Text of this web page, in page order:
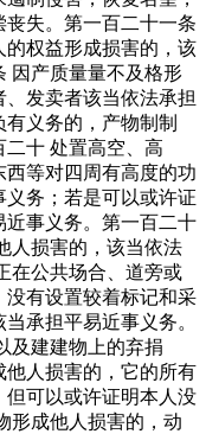
失。第一百二十一条
权益形成损害的，该
因产质量量不及格形
发卖者该当依法承担
义务的，产物制制
十 处置高空、高
等对四周有高度的功
务；若是可以或许证
事义务。第一百二十
人损害的，该当依法
在公共场合、道旁或
有设置较着标记和采
承担平易近事义务。
及建建物上的弃捐
人损害的，它的所有
但可以或许证明本人没
形成他人损害的，动